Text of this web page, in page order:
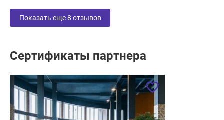
Показать еще8 отзывов
Сертификаты партнера